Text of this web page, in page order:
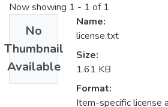
Now showing 1 - 1 of 1
No
Thumbnail
Available
Name:
license.txt
Size:
1.61 KB
Format:
Item-specific license